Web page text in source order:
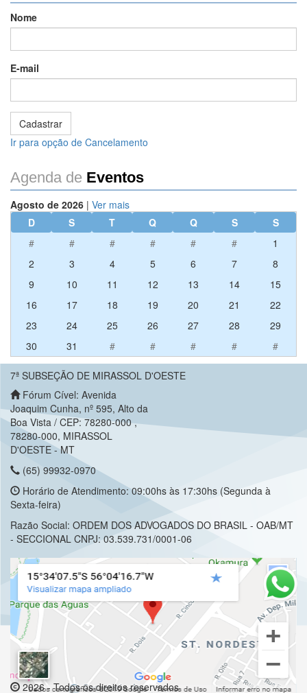
Nome
E-mail
Ir para opção de Cancelamento
Agenda de Eventos
Agosto de 2026 | Ver mais
D
S T Q Q S
S
#
# # # # #
1
2
3 4 5 6 7
8
9
10 11 12 13 14
15
16
17 18 19 20 21
22
23
24 25 26 27 28
29
30
31 # # # # #
7ª SUBSEÇÃO DE MIRASSOL D'OESTE
Fórum Cível: Avenida
Joaquim Cunha, nº 595, Alto da
Boa Vista / CEP: 78280-000 ,
78280-000, MIRASSOL
D'OESTE - MT
(65) 99932-0970
Horário de Atendimento: 09:00hs às 17:30hs (Segunda à
Sexta-feira)
Razão Social: ORDEM DOS ADVOGADOS DO BRASIL - OAB/MT
- SECCIONAL CNPJ: 03.539.731/0001-06
2026 - Todos os direitos reservados